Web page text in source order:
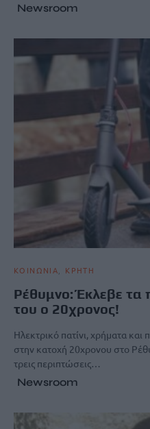
Newsroom
ΚΟΙΝΩΝΙΑ ΚΡΗΤΗ
Ρέθυμνο: Έκλεβε
του ο 20χρονος!
Ηλεκτρικό πατίνι, χρήματα
στην κατοχή 20χρονου στο
τρεις περιπτώσεις…
Newsroom